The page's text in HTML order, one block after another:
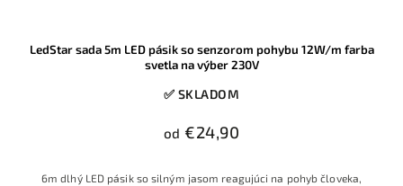
LedStar sada 5m LED pásik so senzorom pohybu 12W/m farba
svetla na výber 230V
✅ SKLADOM
od €24,90
6m dlhý LED pásik so silným jasom reagujúci na pohyb človeka,